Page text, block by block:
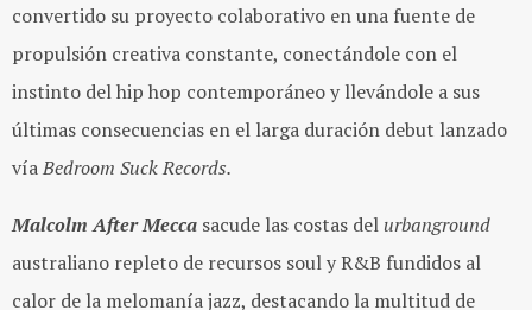
convertido su proyecto colaborativo en una fuente de
propulsión creativa constante, conectándole con el
instinto del hip hop contemporáneo y llevándole a sus
últimas consecuencias en el larga duración debut lanzado
víaBedroom Suck Records.
Malcolm After Mecca sacude las costas del urbanground
australiano repleto de recursos soul y R&B fundidos al
calor de la melomanía jazz, destacando la multitud de